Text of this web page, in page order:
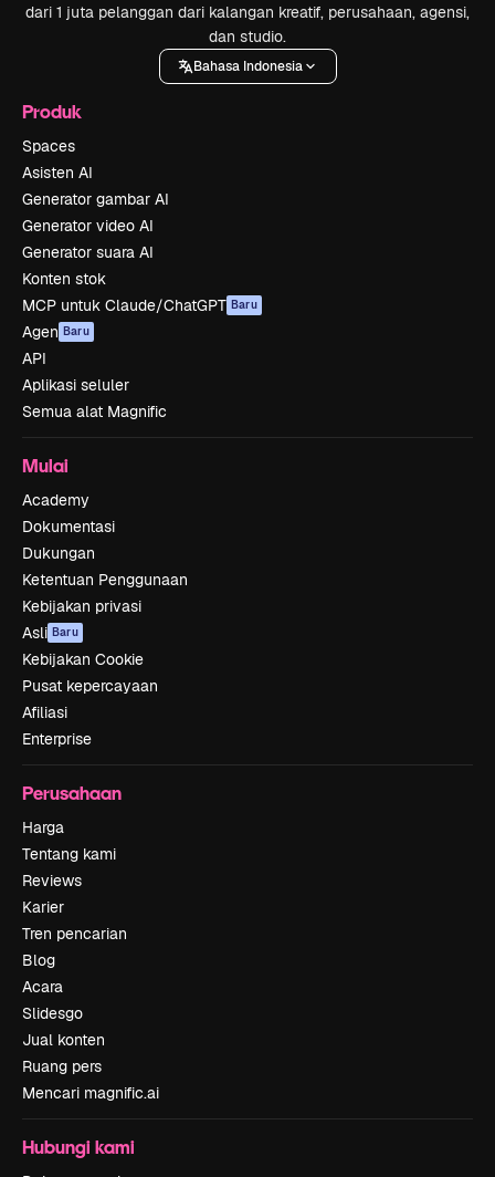
dari 1 juta pelanggan dari kalangan kreatif, perusahaan, agensi,
dan studio.
Bahasa Indonesia
Produk
Spaces
Asisten AI
Generator gambar AI
Generator video AI
Generator suara AI
Konten stok
MCP untuk Claude/ChatGPT Baru
Agen Baru
API
Aplikasi seluler
Semua alat Magnific
Mulai
Academy
Dokumentasi
Dukungan
Ketentuan Penggunaan
Kebijakan privasi
Asli Baru
Kebijakan Cookie
Pusat kepercayaan
Afiliasi
Enterprise
Perusahaan
Harga
Tentang kami
Reviews
Karier
Tren pencarian
Blog
Acara
Slidesgo
Jual konten
Ruang pers
Mencari magnific.ai
Hubungi kami